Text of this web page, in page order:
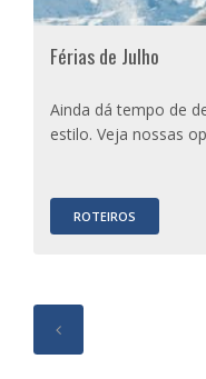
Férias de Julho
Ainda dá tempo de
estilo. Veja nossas
ROTEIROS